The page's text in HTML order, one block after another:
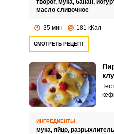
творог, мука, банан,
масло сливочное
35 мин 181 кКал
СМОТРЕТЬ РЕЦЕПТ
ИНГРЕДИЕНТЫ
мука, яйцо,
Забыли